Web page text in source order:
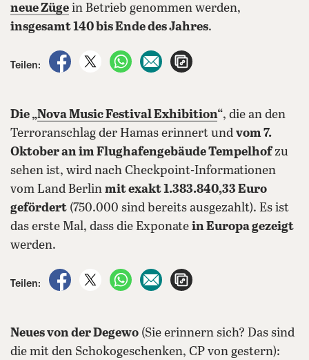
neue Züge in Betrieb genommen werden,
insgesamt 140 bis Ende des Jahres.
Teilen:
auf Facebook teilen
auf X teilenper WhatsApp teilen
per E-Mail teilen
Die „Nova Music Festival Exhibition“, die an den
Terroranschlag der Hamas erinnert und vom 7.
Oktober an im Flughafengebäude Tempelhofzu
sehen ist, wird nach Checkpoint-Informationen
vom Land Berlin mit exakt 1.383.840,33 Euro
gefördert (750.000 sind bereits ausgezahlt). Es ist
das erste Mal, dass die Exponate in Europa gezeigt
werden.
Teilen:
auf Facebook teilen
auf X teilenper WhatsApp teilen
per E-Mail teilen
Neues von der Degewo (Sie erinnern sich? Das sind
die mit den Schokogeschenken, CP von gestern):